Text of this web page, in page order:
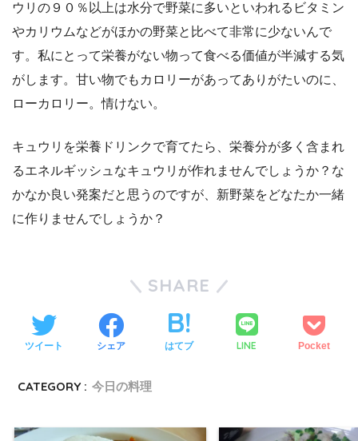
ウリの９０％以上は水分で野菜に多いといわれるビタミン
やカリウムなどがほかの野菜と比べて非常に少ないんで
す。私にとって栄養がない物って食べる価値が半減する気
がします。甘い物でもカロリーがあってありがたいのに、
ローカロリー。情けない。
キュウリを栄養ドリンクで育てたら、栄養分が多く含まれ
るエネルギッシュなキュウリが作れませんでしょうか？な
かなか良い発案だと思うのですが、新野菜をどなたか一緒
に作りませんでしょうか？
SHARE
ツイート シェア はてブ LINE Pocket
CATEGORY : 今日の料理